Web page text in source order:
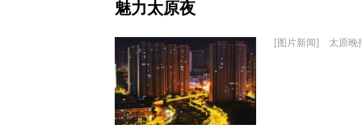
魅力太原夜
[图片新闻] 太原晚